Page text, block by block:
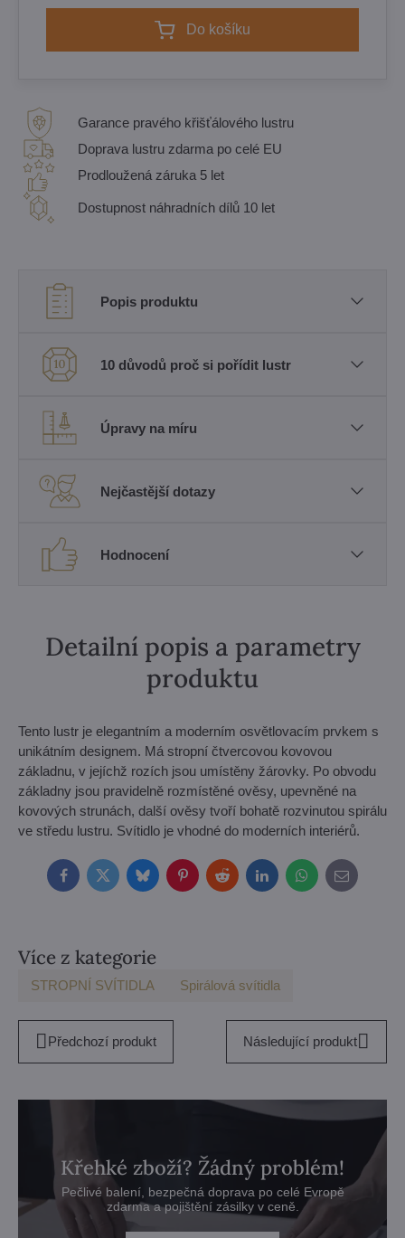
Do košíku
Garance pravého křišťálového lustru
Doprava lustru zdarma po celé EU
Prodloužená záruka 5 let
Dostupnost náhradních dílů 10 let
Popis produktu
10 důvodů proč si pořídit lustr
Úpravy na míru
Nejčastější dotazy
Hodnocení
Detailní popis a parametry
produktu
Tento lustr je elegantním a moderním osvětlovacím prvkem s
unikátním designem. Má stropní čtvercovou kovovou
základnu, v jejíchž rozích jsou umístěny žárovky. Po obvodu
základny jsou pravidelně rozmístěné ověsy, upevněné na
kovových strunách, další ověsy tvoří bohatě rozvinutou spirálu
ve středu lustru. Svítidlo je vhodné do moderních interiérů.
FacebookTwitterBlueskyPinterestRedditLinkedInWhatsApp
E-
mail
Více z kategorie
STROPNÍ SVÍTIDLA Spirálová svítidla
Předchozí produkt Následující produkt
Křehké zboží? Žádný problém!
Pečlivé balení, bezpečná doprava po celé Evropě
zdarma a pojištění zásilky v ceně.